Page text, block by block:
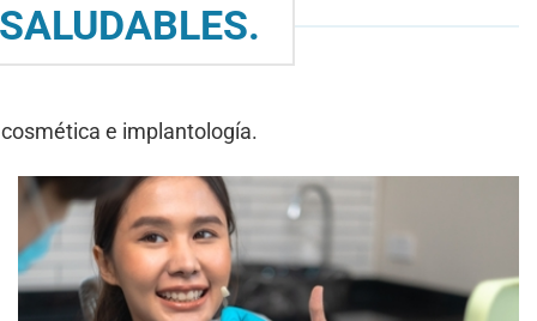
e implantología.